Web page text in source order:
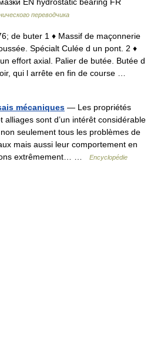
переводчика
de buter 1 ♦ Massif de maçonnerie
Spécialt Culée d un pont. 2 ♦
effort axial. Palier de butée. Butée d
qui l arrête en fin de course …
mécaniques — Les propriétés
alliages sont d’un intérêt considérable
seulement tous les problèmes de
mais aussi leur comportement en
extrêmement… …
Encyclopédie